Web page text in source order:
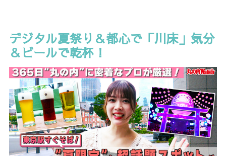
デジタル夏祭り＆都心で「川床」気分
＆ビールで乾杯！